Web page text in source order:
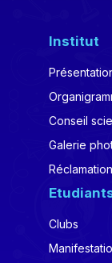
Institut
Conseil
Galerie
Clubs